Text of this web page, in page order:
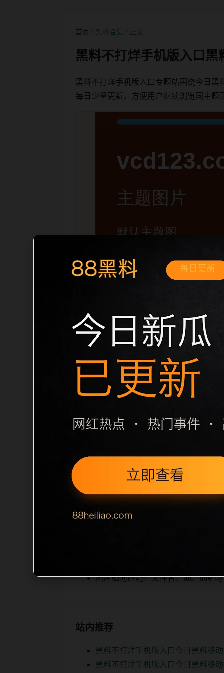
首页 黑料合集
黑料不打烊手机版入口
黑料不打烊手机版入口专题站围绕今日
每日少量更新，方便用户继续浏览同主题
移动端搜索场景
黑料不打烊手机版入口黑料合集移动端
内推荐。用户进入页面后，可以先通过
归集和主题一致性，避免无关关键词堆
章标题生成，便于搜索引擎理解页面主
栏目内容归集
为本栏目的初始建设内容，主要用于补
空或正文不足，将进入每日 SEO 检查清
图片如何匹配？文件名、alt、title
站内推荐
黑料不打烊手机版入口今日黑料移
黑料不打烊手机版入口今日黑料移